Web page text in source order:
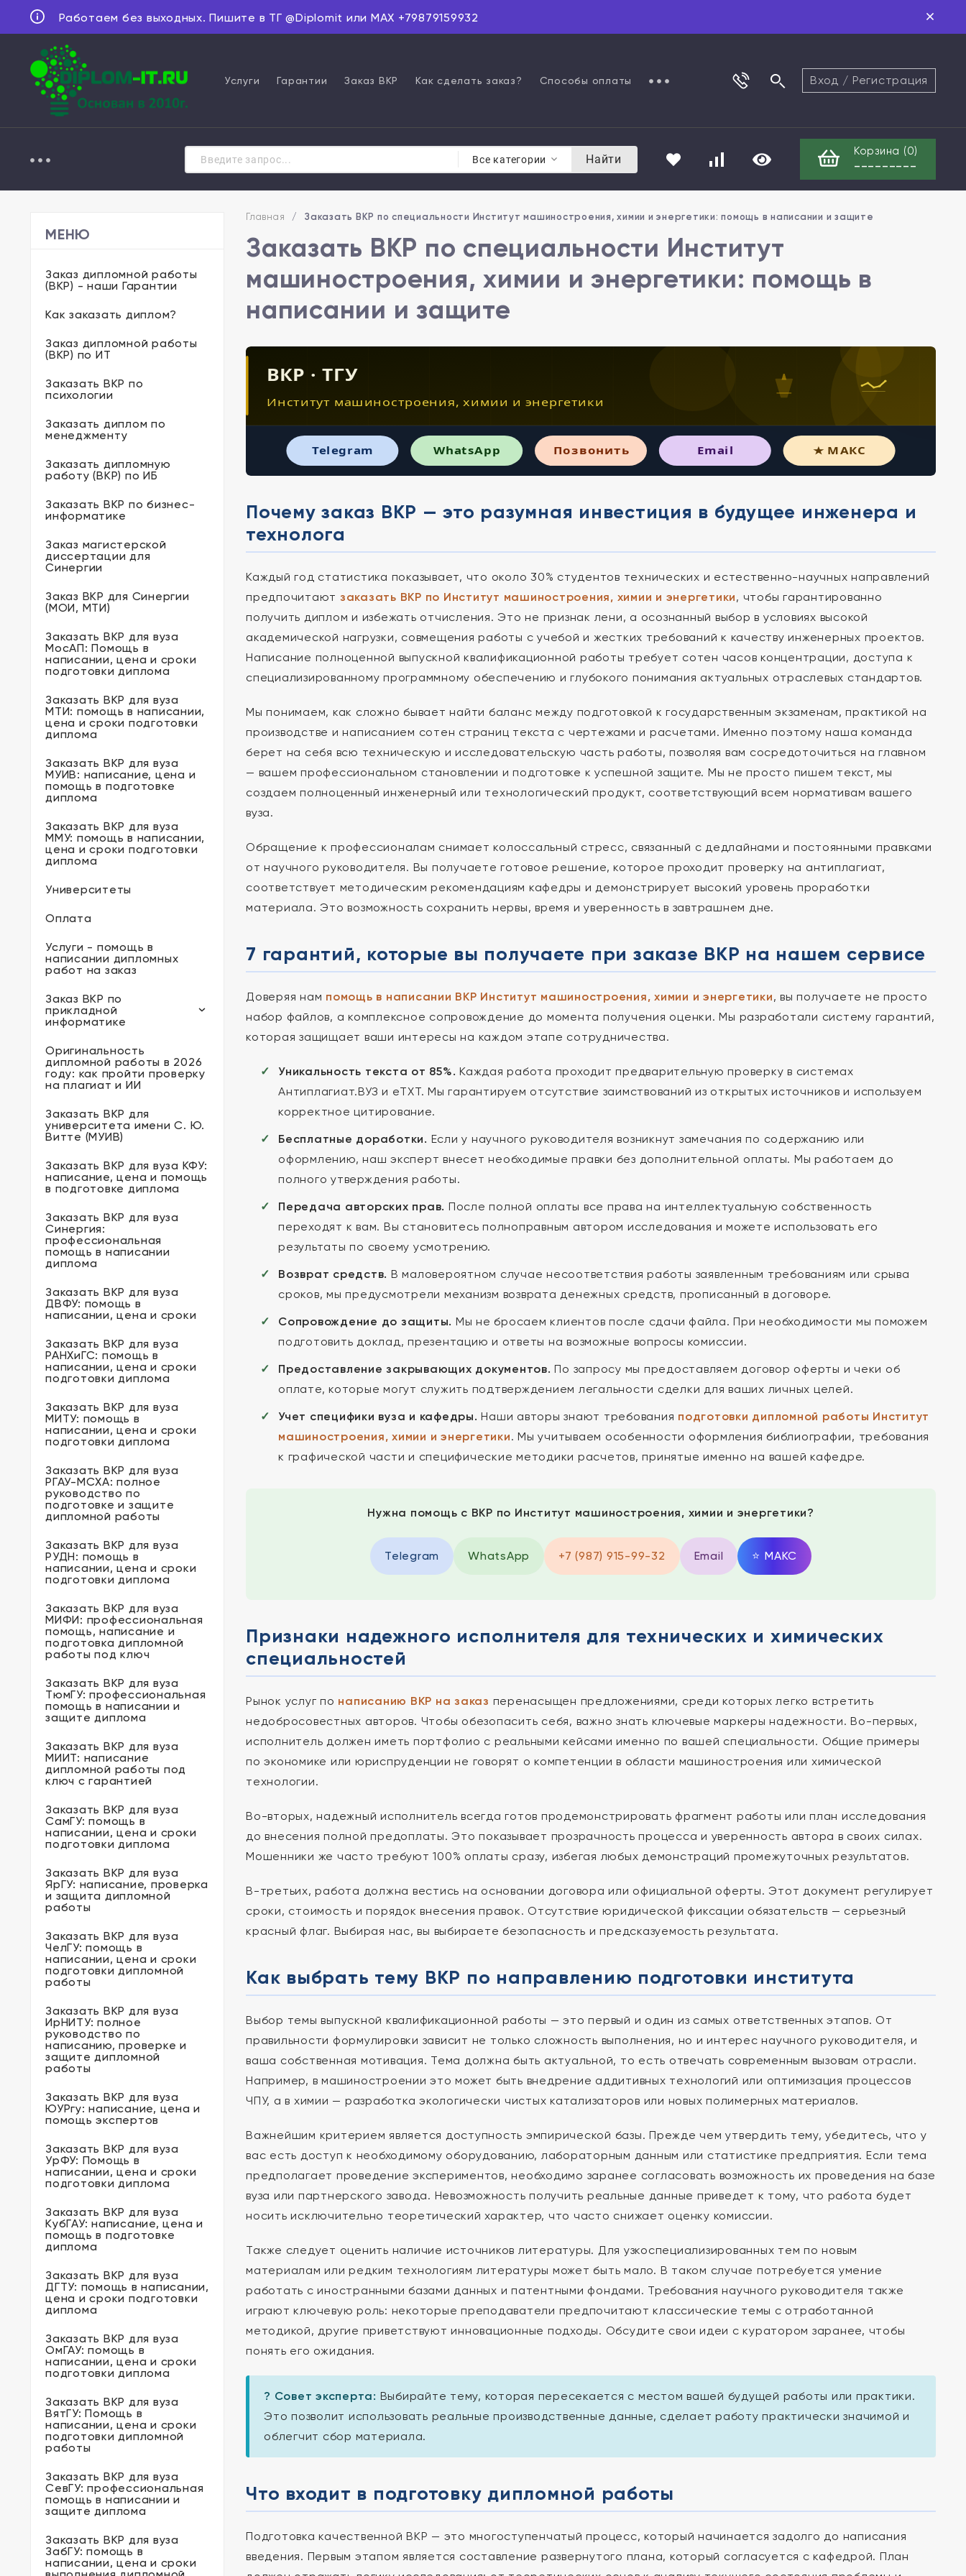
Работаем без выходных. Пишите в ТГ @Diplomit или MAX +79879159932
Услуги Гарантии Заказ ВКР Как сделать заказ? Способы оплаты Вход / Регистрация
Все категории Найти
Корзина (0)
---------
МЕНЮ
Заказ дипломной работы
(ВКР) - наши Гарантии
Как заказать диплом?
Заказ дипломной работы
(ВКР) по ИТ
Заказать ВКР по
психологии
Заказать диплом по
менеджменту
Заказать дипломную
работу (ВКР) по ИБ
Заказать ВКР по бизнес-
информатике
Заказ магистерской
диссертации для
Синергии
Заказ ВКР для Синергии
(МОИ, МТИ)
Заказать ВКР для вуза
МосАП: Помощь в
написании, цена и сроки
подготовки диплома
Заказать ВКР для вуза
МТИ: помощь в написании,
цена и сроки подготовки
диплома
Заказать ВКР для вуза
МУИВ: написание, цена и
помощь в подготовке
диплома
Заказать ВКР для вуза
ММУ: помощь в написании,
цена и сроки подготовки
диплома
Университеты
Оплата
Услуги - помощь в
написании дипломных
работ на заказ
Заказ ВКР по
прикладной
информатике
Оригинальность
дипломной работы в 2026
году: как пройти проверку
на плагиат и ИИ
Заказать ВКР для
университета имени С. Ю.
Витте (МУИВ)
Заказать ВКР для вуза КФУ:
написание, цена и помощь
в подготовке диплома
Заказать ВКР для вуза
Синергия:
профессиональная
помощь в написании
диплома
Заказать ВКР для вуза
ДВФУ: помощь в
написании, цена и сроки
Заказать ВКР для вуза
РАНХиГС: помощь в
написании, цена и сроки
подготовки диплома
Заказать ВКР для вуза
МИТУ: помощь в
написании, цена и сроки
подготовки диплома
Заказать ВКР для вуза
РГАУ-МСХА: полное
руководство по
подготовке и защите
дипломной работы
Заказать ВКР для вуза
РУДН: помощь в
написании, цена и сроки
подготовки диплома
Заказать ВКР для вуза
МИФИ: профессиональная
помощь, написание и
подготовка дипломной
работы под ключ
Заказать ВКР для вуза
ТюмГУ: профессиональная
помощь в написании и
защите диплома
Заказать ВКР для вуза
МИИТ: написание
дипломной работы под
ключ с гарантией
Заказать ВКР для вуза
СамГУ: помощь в
написании, цена и сроки
подготовки диплома
Заказать ВКР для вуза
ЯрГУ: написание, проверка
и защита дипломной
работы
Заказать ВКР для вуза
ЧелГУ: помощь в
написании, цена и сроки
подготовки дипломной
работы
Заказать ВКР для вуза
ИрНИТУ: полное
руководство по
написанию, проверке и
защите дипломной
работы
Заказать ВКР для вуза
ЮУРгу: написание, цена и
помощь экспертов
Заказать ВКР для вуза
УрФУ: Помощь в
написании, цена и сроки
подготовки диплома
Заказать ВКР для вуза
КубГАУ: написание, цена и
помощь в подготовке
диплома
Заказать ВКР для вуза
ДГТУ: помощь в написании,
цена и сроки подготовки
диплома
Заказать ВКР для вуза
ОмГАУ: помощь в
написании, цена и сроки
подготовки диплома
Заказать ВКР для вуза
ВятГУ: Помощь в
написании, цена и сроки
подготовки дипломной
работы
Заказать ВКР для вуза
СевГУ: профессиональная
помощь в написании и
защите диплома
Заказать ВКР для вуза
ЗабГУ: помощь в
написании, цена и сроки
Главная / Заказать ВКР по специальности Институт машиностроения, химии и энергетики: помощь в написании и защите
Заказать ВКР по специальности Институт
машиностроения, химии и энергетики: помощь в
написании и защите
ВКР · ТГУ
Институт машиностроения, химии и энергетики
Telegram WhatsApp Позвонить Email ★ МАКС
Почему заказ ВКР — это разумная инвестиция в будущее инженера и
технолога
Каждый год статистика показывает, что около 30% студентов технических и естественно-научных направлений
предпочитают заказать ВКР по Институт машиностроения, химии и энергетики, чтобы гарантированно
получить диплом и избежать отчисления. Это не признак лени, а осознанный выбор в условиях высокой
академической нагрузки, совмещения работы с учебой и жестких требований к качеству инженерных проектов.
Написание полноценной выпускной квалификационной работы требует сотен часов концентрации, доступа к
специализированному программному обеспечению и глубокого понимания актуальных отраслевых стандартов.
Мы понимаем, как сложно бывает найти баланс между подготовкой к государственным экзаменам, практикой на
производстве и написанием сотен страниц текста с чертежами и расчетами. Именно поэтому наша команда
берет на себя всю техническую и исследовательскую часть работы, позволяя вам сосредоточиться на главном
— вашем профессиональном становлении и подготовке к успешной защите. Мы не просто пишем текст, мы
создаем полноценный инженерный или технологический продукт, соответствующий всем нормативам вашего
вуза.
Обращение к профессионалам снимает колоссальный стресс, связанный с дедлайнами и постоянными правками
от научного руководителя. Вы получаете готовое решение, которое проходит проверку на антиплагиат,
соответствует методическим рекомендациям кафедры и демонстрирует высокий уровень проработки
материала. Это возможность сохранить нервы, время и уверенность в завтрашнем дне.
7 гарантий, которые вы получаете при заказе ВКР на нашем сервисе
Доверяя нам помощь в написании ВКР Институт машиностроения, химии и энергетики, вы получаете не просто
набор файлов, а комплексное сопровождение до момента получения оценки. Мы разработали систему гарантий,
которая защищает ваши интересы на каждом этапе сотрудничества.
Уникальность текста от 85%. Каждая работа проходит предварительную проверку в системах
Антиплагиат.ВУЗ и eTXT. Мы гарантируем отсутствие заимствований из открытых источников и используем
корректное цитирование.
Бесплатные доработки. Если у научного руководителя возникнут замечания по содержанию или
оформлению, наш эксперт внесет необходимые правки без дополнительной оплаты. Мы работаем до
полного утверждения работы.
Передача авторских прав. После полной оплаты все права на интеллектуальную собственность
переходят к вам. Вы становитесь полноправным автором исследования и можете использовать его
результаты по своему усмотрению.
Возврат средств. В маловероятном случае несоответствия работы заявленным требованиям или срыва
сроков, мы предусмотрели механизм возврата денежных средств, прописанный в договоре.
Сопровождение до защиты. Мы не бросаем клиентов после сдачи файла. При необходимости мы поможем
подготовить доклад, презентацию и ответы на возможные вопросы комиссии.
Предоставление закрывающих документов. По запросу мы предоставляем договор оферты и чеки об
оплате, которые могут служить подтверждением легальности сделки для ваших личных целей.
Учет специфики вуза и кафедры. Наши авторы знают требования подготовки дипломной работы Институт
машиностроения, химии и энергетики. Мы учитываем особенности оформления библиографии, требования
к графической части и специфические методики расчетов, принятые именно на вашей кафедре.
Нужна помощь с ВКР по Институт машиностроения, химии и энергетики?
Telegram WhatsApp +7 (987) 915-99-32 Email ⭐ MAКС
Признаки надежного исполнителя для технических и химических
специальностей
Рынок услуг по написанию ВКР на заказ перенасыщен предложениями, среди которых легко встретить
недобросовестных авторов. Чтобы обезопасить себя, важно знать ключевые маркеры надежности. Во-первых,
исполнитель должен иметь портфолио с реальными кейсами именно по вашей специальности. Общие примеры
по экономике или юриспруденции не говорят о компетенции в области машиностроения или химической
технологии.
Во-вторых, надежный исполнитель всегда готов продемонстрировать фрагмент работы или план исследования
до внесения полной предоплаты. Это показывает прозрачность процесса и уверенность автора в своих силах.
Мошенники же часто требуют 100% оплаты сразу, избегая любых демонстраций промежуточных результатов.
В-третьих, работа должна вестись на основании договора или официальной оферты. Этот документ регулирует
сроки, стоимость и порядок внесения правок. Отсутствие юридической фиксации обязательств — серьезный
красный флаг. Выбирая нас, вы выбираете безопасность и предсказуемость результата.
Как выбрать тему ВКР по направлению подготовки института
Выбор темы выпускной квалификационной работы — это первый и один из самых ответственных этапов. От
правильности формулировки зависит не только сложность выполнения, но и интерес научного руководителя, и
ваша собственная мотивация. Тема должна быть актуальной, то есть отвечать современным вызовам отрасли.
Например, в машиностроении это может быть внедрение аддитивных технологий или оптимизация процессов
ЧПУ, а в химии — разработка экологически чистых катализаторов или новых полимерных материалов.
Важнейшим критерием является доступность эмпирической базы. Прежде чем утвердить тему, убедитесь, что у
вас есть доступ к необходимому оборудованию, лабораторным данным или статистике предприятия. Если тема
предполагает проведение экспериментов, необходимо заранее согласовать возможность их проведения на базе
вуза или партнерского завода. Невозможность получить реальные данные приведет к тому, что работа будет
носить исключительно теоретический характер, что часто снижает оценку комиссии.
Также следует оценить наличие источников литературы. Для узкоспециализированных тем по новым
материалам или редким технологиям литературы может быть мало. В таком случае потребуется умение
работать с иностранными базами данных и патентными фондами. Требования научного руководителя также
играют ключевую роль: некоторые преподаватели предпочитают классические темы с отработанной
методикой, другие приветствуют инновационные подходы. Обсудите свои идеи с куратором заранее, чтобы
понять его ожидания.
? Совет эксперта: Выбирайте тему, которая пересекается с местом вашей будущей работы или практики.
Это позволит использовать реальные производственные данные, сделает работу практически значимой и
облегчит сбор материала.
Что входит в подготовку дипломной работы
Подготовка качественной ВКР — это многоступенчатый процесс, который начинается задолго до написания
введения. Первым этапом является составление развернутого плана, который согласуется с кафедрой. План